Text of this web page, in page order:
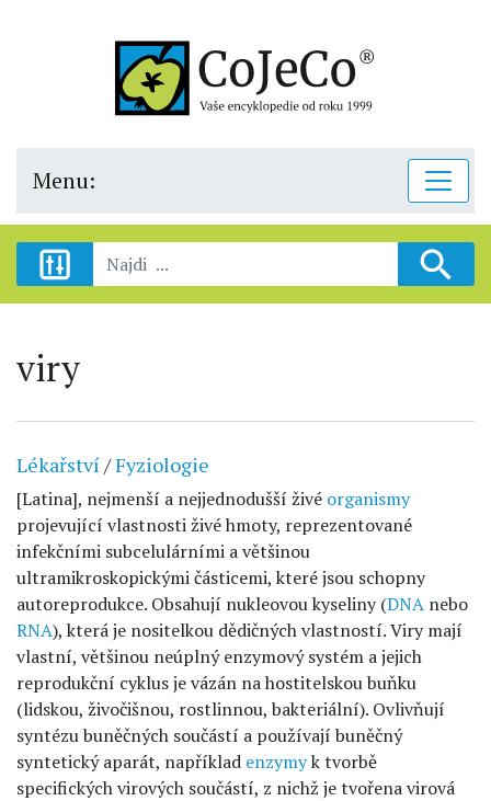
Menu:
viry
Lékařství/Fyziologie
[Latina], nejmenší a nejjednodušší živé organismy
projevující vlastnosti živé hmoty, reprezentované
infekčními subcelulárními a většinou
ultramikroskopickými částicemi, které jsou schopny
autoreprodukce. Obsahují nukleovou kyseliny (DNA nebo
RNA), která je nositelkou dědičných vlastností. Viry mají
vlastní, většinou neúplný enzymový systém a jejich
reprodukční cyklus je vázán na hostitelskou buňku
(lidskou, živočišnou, rostlinnou, bakteriální). Ovlivňují
syntézu buněčných součástí a používají buněčný
syntetický aparát, například enzymyk tvorbě
specifických virových součástí, z nichž je tvořena virová